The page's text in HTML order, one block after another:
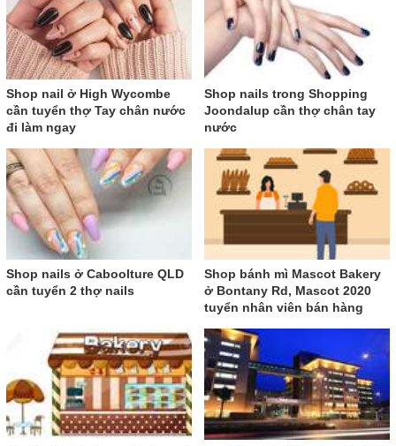
Shop nail ở High Wycombe
cần tuyển thợ Tay chân nước
đi làm ngay
Shop nails trong Shopping
Joondalup cần thợ chân tay
nước
Shop nails ở Caboolture QLD
cần tuyển 2 thợ nails
Shop bánh mì Mascot Bakery
ở Bontany Rd, Mascot 2020
tuyển nhân viên bán hàng